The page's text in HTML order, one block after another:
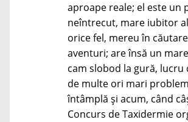
aproape reale; el este un
neîntrecut, mare iubitor
orice fel, mereu în
aventuri; are însă un
cam slobod la gură, lucru
de multe ori mari
întâmplă și acum, când
Concurs de Taxidermie